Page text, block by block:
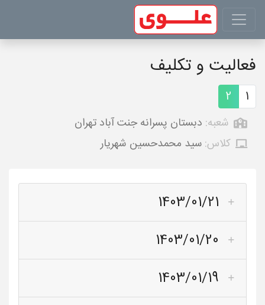
فعالیت و تکلیف
1
2
شعبه: دبستان پسرانه جنت آباد تهران
کلاس: سید محمدحسین شهریار
1403/01/21
1403/01/20
1403/01/19